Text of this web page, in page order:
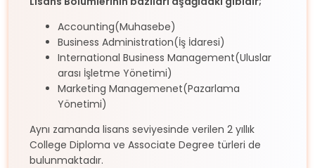
Accounting(Muhasebe)
Business Administration(İş İdaresi)
International Business Management(Uluslar
arası İşletme Yönetimi)
Marketing Managemenet(Pazarlama
Yönetimi)
Aynı zamanda lisans seviyesinde verilen 2 yıllık
College Diploma ve Associate Degree türleri de
bulunmaktadır.